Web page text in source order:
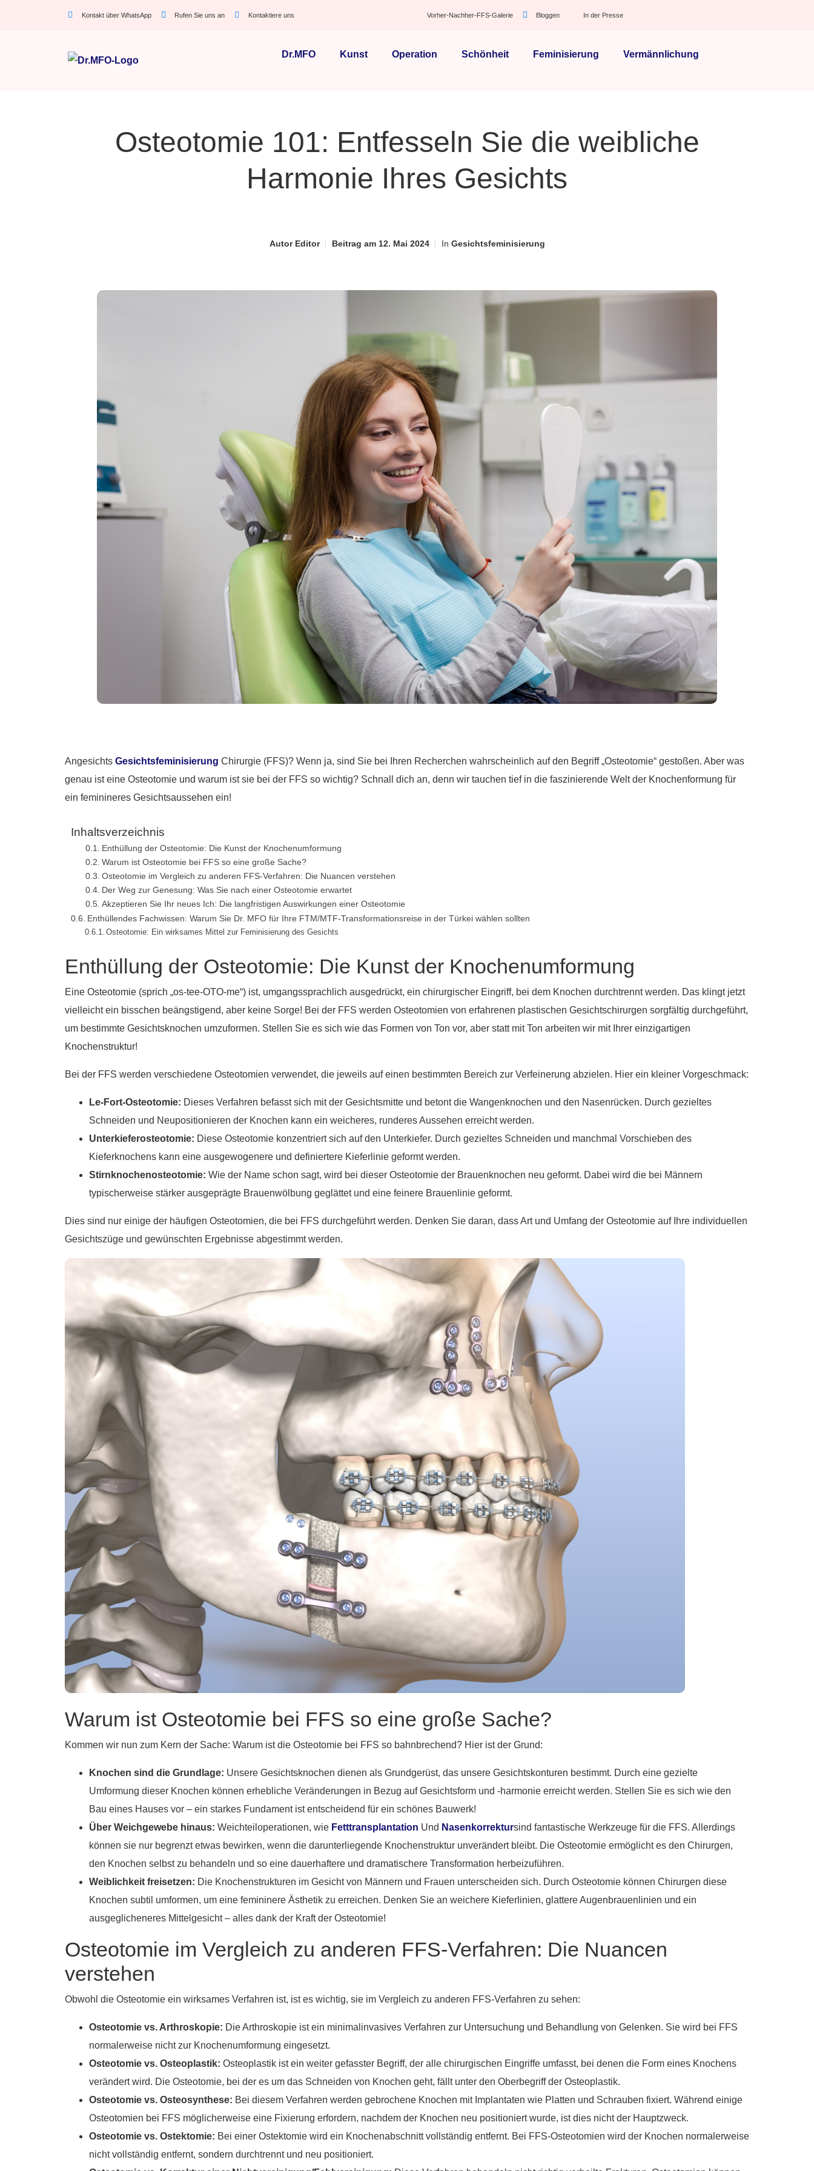
Kontakt über WhatsApp Rufen Sie uns an Kontaktiere uns Vorher-Nachher-FFS-Galerie Bloggen In der Presse
Dr.MFO Kunst Operation Schönheit Feminisierung Vermännlichung
Osteotomie 101: Entfesseln Sie die weibliche
Harmonie Ihres Gesichts
AutorEditor Beitrag am12. Mai 2024 In Gesichtsfeminisierung
Angesichts Gesichtsfeminisierung Chirurgie (FFS)? Wenn ja, sind Sie bei Ihren Recherchen wahrscheinlich auf den Begriff „Osteotomie“ gestoßen. Aber was
genau ist eine Osteotomie und warum ist sie bei der FFS so wichtig? Schnall dich an, denn wir tauchen tief in die faszinierende Welt der Knochenformung für
ein feminineres Gesichtsaussehen ein!
Inhaltsverzeichnis
Enthüllung der Osteotomie: Die Kunst der Knochenumformung
Warum ist Osteotomie bei FFS so eine große Sache?
Osteotomie im Vergleich zu anderen FFS-Verfahren: Die Nuancen verstehen
Der Weg zur Genesung: Was Sie nach einer Osteotomie erwartet
Akzeptieren Sie Ihr neues Ich: Die langfristigen Auswirkungen einer Osteotomie
Enthüllendes Fachwissen: Warum Sie Dr. MFO für Ihre FTM/MTF-Transformationsreise in der Türkei wählen sollten
Osteotomie: Ein wirksames Mittel zur Feminisierung des Gesichts
Enthüllung der Osteotomie: Die Kunst der Knochenumformung
Eine Osteotomie (sprich „os-tee-OTO-me“) ist, umgangssprachlich ausgedrückt, ein chirurgischer Eingriff, bei dem Knochen durchtrennt werden. Das klingt jetzt
vielleicht ein bisschen beängstigend, aber keine Sorge! Bei der FFS werden Osteotomien von erfahrenen plastischen Gesichtschirurgen sorgfältig durchgeführt,
um bestimmte Gesichtsknochen umzuformen. Stellen Sie es sich wie das Formen von Ton vor, aber statt mit Ton arbeiten wir mit Ihrer einzigartigen
Knochenstruktur!
Bei der FFS werden verschiedene Osteotomien verwendet, die jeweils auf einen bestimmten Bereich zur Verfeinerung abzielen. Hier ein kleiner Vorgeschmack:
Le-Fort-Osteotomie: Dieses Verfahren befasst sich mit der Gesichtsmitte und betont die Wangenknochen und den Nasenrücken. Durch gezieltes
Schneiden und Neupositionieren der Knochen kann ein weicheres, runderes Aussehen erreicht werden.
Unterkieferosteotomie: Diese Osteotomie konzentriert sich auf den Unterkiefer. Durch gezieltes Schneiden und manchmal Vorschieben des
Kieferknochens kann eine ausgewogenere und definiertere Kieferlinie geformt werden.
Stirnknochenosteotomie: Wie der Name schon sagt, wird bei dieser Osteotomie der Brauenknochen neu geformt. Dabei wird die bei Männern
typischerweise stärker ausgeprägte Brauenwölbung geglättet und eine feinere Brauenlinie geformt.
Dies sind nur einige der häufigen Osteotomien, die bei FFS durchgeführt werden. Denken Sie daran, dass Art und Umfang der Osteotomie auf Ihre individuellen
Gesichtszüge und gewünschten Ergebnisse abgestimmt werden.
Warum ist Osteotomie bei FFS so eine große Sache?
Kommen wir nun zum Kern der Sache: Warum ist die Osteotomie bei FFS so bahnbrechend? Hier ist der Grund:
Knochen sind die Grundlage: Unsere Gesichtsknochen dienen als Grundgerüst, das unsere Gesichtskonturen bestimmt. Durch eine gezielte
Umformung dieser Knochen können erhebliche Veränderungen in Bezug auf Gesichtsform und -harmonie erreicht werden. Stellen Sie es sich wie den
Bau eines Hauses vor – ein starkes Fundament ist entscheidend für ein schönes Bauwerk!
Über Weichgewebe hinaus: Weichteiloperationen, wie Fetttransplantation Und Nasenkorrektursind fantastische Werkzeuge für die FFS. Allerdings
können sie nur begrenzt etwas bewirken, wenn die darunterliegende Knochenstruktur unverändert bleibt. Die Osteotomie ermöglicht es den Chirurgen,
den Knochen selbst zu behandeln und so eine dauerhaftere und dramatischere Transformation herbeizuführen.
Weiblichkeit freisetzen: Die Knochenstrukturen im Gesicht von Männern und Frauen unterscheiden sich. Durch Osteotomie können Chirurgen diese
Knochen subtil umformen, um eine femininere Ästhetik zu erreichen. Denken Sie an weichere Kieferlinien, glattere Augenbrauenlinien und ein
ausgeglicheneres Mittelgesicht – alles dank der Kraft der Osteotomie!
Osteotomie im Vergleich zu anderen FFS-Verfahren: Die Nuancen
verstehen
Obwohl die Osteotomie ein wirksames Verfahren ist, ist es wichtig, sie im Vergleich zu anderen FFS-Verfahren zu sehen:
Osteotomie vs. Arthroskopie: Die Arthroskopie ist ein minimalinvasives Verfahren zur Untersuchung und Behandlung von Gelenken. Sie wird bei FFS
normalerweise nicht zur Knochenumformung eingesetzt.
Osteotomie vs. Osteoplastik: Osteoplastik ist ein weiter gefasster Begriff, der alle chirurgischen Eingriffe umfasst, bei denen die Form eines Knochens
verändert wird. Die Osteotomie, bei der es um das Schneiden von Knochen geht, fällt unter den Oberbegriff der Osteoplastik.
Osteotomie vs. Osteosynthese: Bei diesem Verfahren werden gebrochene Knochen mit Implantaten wie Platten und Schrauben fixiert. Während einige
Osteotomien bei FFS möglicherweise eine Fixierung erfordern, nachdem der Knochen neu positioniert wurde, ist dies nicht der Hauptzweck.
Osteotomie vs. Ostektomie: Bei einer Ostektomie wird ein Knochenabschnitt vollständig entfernt. Bei FFS-Osteotomien wird der Knochen normalerweise
nicht vollständig entfernt, sondern durchtrennt und neu positioniert.